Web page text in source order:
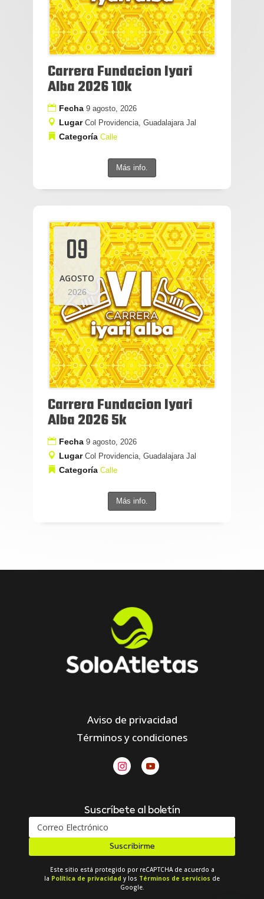
Carrera Fundacion Iyari
Alba 2026 10k
Fecha 9 agosto, 2026
Lugar Col Providencia, Guadalajara Jal
Categoría Calle
Más info.
09
AGOSTO
2026
Carrera Fundacion Iyari
Alba 2026 5k
Fecha 9 agosto, 2026
Lugar Col Providencia, Guadalajara Jal
Categoría Calle
Más info.
Aviso de privacidad
Términos y condiciones
Suscríbete al boletín
Suscribirme
Este sitio está protegido por reCAPTCHA de acuerdo a
la Política de privacidad y los Términos de servicios de
Google.